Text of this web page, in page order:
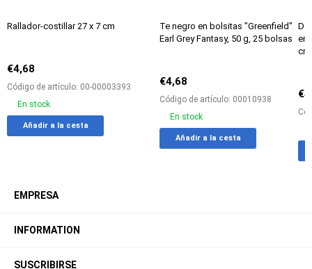
Rallador-costillar 27 х 7 cm
€4,68
Código de artículo: 00-00003393
En stock
Añadir a la cesta
Te negro en bolsitas "Greenfield"
Earl Grey Fantasy, 50 g, 25 bolsas
€4,68
Código de artículo: 00010938
En stock
favorites
Añadir a la cesta
cm
EMPRESA
INFORMATION
SUSCRIBIRSE